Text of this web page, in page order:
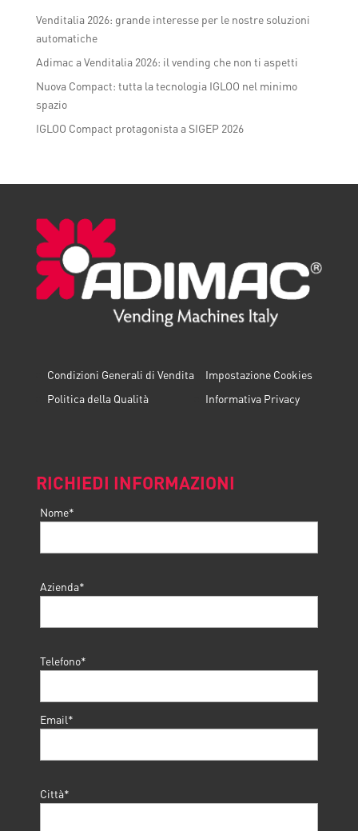
Venditalia 2026: grande interesse per le nostre soluzioni
automatiche
Adimac a Venditalia 2026: il vending che non ti aspetti
Nuova Compact: tutta la tecnologia IGLOO nel minimo
spazio
IGLOO Compact protagonista a SIGEP 2026
Condizioni Generali di Vendita
Politica della Qualità
Impostazione Cookies
Informativa Privacy
RICHIEDI INFORMAZIONI
Nome*
Azienda*
Telefono*
Email*
Città*